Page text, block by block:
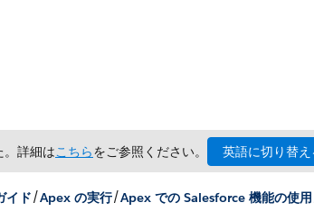
詳細はこちらをご参照ください。 英語に切り替え
イド/Apex の実行/Apex での Salesforce 機能の使用